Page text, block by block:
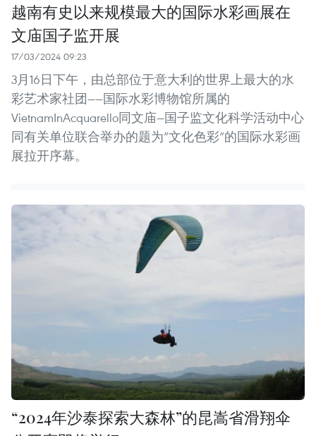
越南有史以来规模最大的国际水彩画展在
文庙国子监开展
17/03/2024 09:23
3月16日下午，由总部位于意大利的世界上最大的水
彩艺术家社团——国际水彩博物馆所属的
VietnamInAcquarello同文庙—国子监文化科学活动中心
同有关单位联合举办的题为“文化色彩”的国际水彩画
展拉开序幕。
“2024年沙泰探索大森林”的昆嵩省滑翔伞